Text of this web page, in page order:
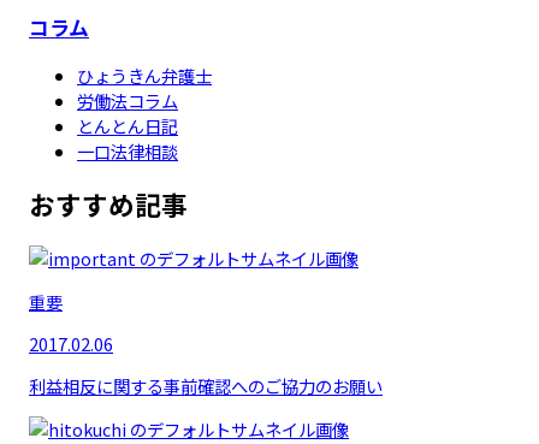
コラム
ひょうきん弁護士
労働法コラム
とんとん日記
一口法律相談
おすすめ記事
重要
2017.02.06
利益相反に関する事前確認へのご協力のお願い